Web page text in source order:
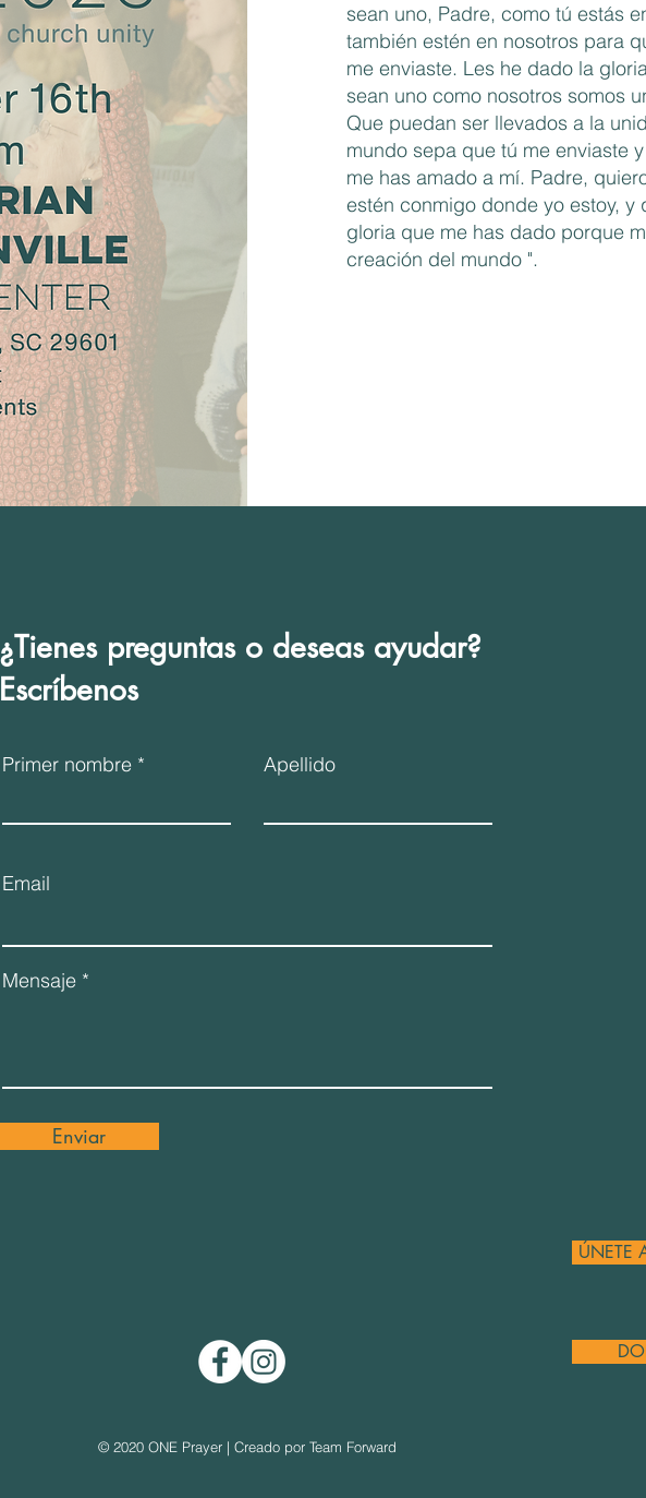
sean uno, Padre, como tú estás
también estén en nosotros para
me enviaste. Les he dado la
sean uno como nosotros somos
Que puedan ser llevados a la
mundo sepa que tú me enviaste
me has amado a mí. Padre,
estén conmigo donde yo estoy, y
gloria que me has dado porque
creación del mundo ".
¿Tienes preguntas o deseas ayudar?
Escríbenos
Primer nombre * Apellido
Email
Mensaje *
Enviar
ÚNETE
© 2020 ONE Prayer | Creado por Team Forward